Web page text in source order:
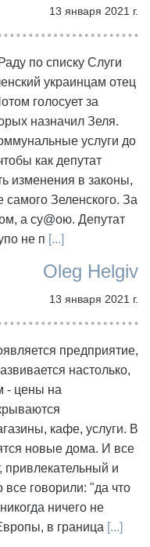
13 января 2021 г.
по списку Слуги
украинцам отец
голосует за
назначил Зеля.
услуги до
как депутат
изменения в законы,
самого Зеленского. За
а су@ою. Депутат
не п [...]
Oleg Helgiv
13 января 2021 г.
предприятие,
настолько,
- цены на
кафе, услуги. В
новые дома. И все
привлекательный и
говорили: "да что
ничего не
в граница [...]